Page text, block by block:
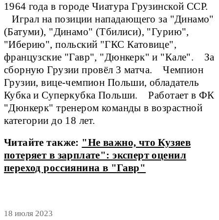
1964 года в городе Чиатура Грузинской ССР.
Играл на позиции нападающего за "Динамо"
(Батуми), "Динамо" (Тбилиси), "Гурию",
"Иберию", польский "ГКС Катовице",
французские "Гавр", "Дюнкерк" и "Кале".    За
сборную Грузии провёл 3 матча.    Чемпион
Грузии, вице-чемпион Польши, обладатель
Кубка и Суперкубка Польши.    Работает в ФК
"Дюнкерк" тренером команды в возрастной
категории до 18 лет.
Читайте также: "Не важно, что Кузяев
потеряет в зарплате": эксперт оценил
переход россиянина в "Гавр"
18 июля 2023